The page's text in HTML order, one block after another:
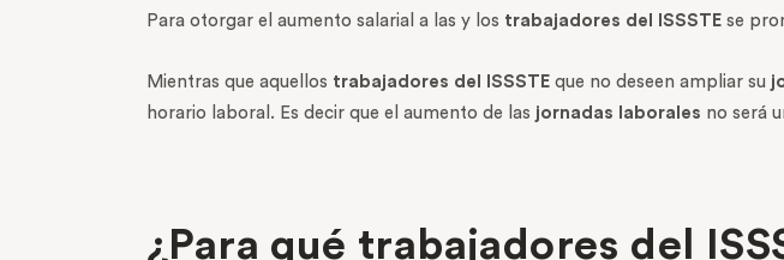
Para otorgar el aumento salarial a las y los trabajadores del ISSSTE se
Mientras que aquellos trabajadores del ISSSTE que no deseen ampliar su
horario laboral. Es decir que el aumento de las jornadas laborales no será
¿Para qué trabajadores del